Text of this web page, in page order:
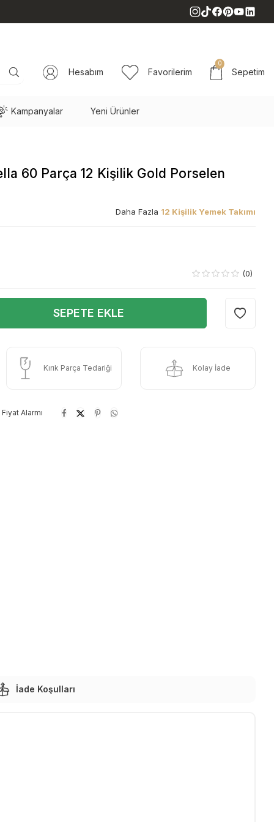
Hesabım Favorilerim
0
Sepetim
Kampanyalar Yeni Ürünler
60 Parça 12 Kişilik Gold Porselen
Daha Fazla 12 Kişilik Yemek Takımı
(0)
SEPETE EKLE
Kırık Parça Tedariği Kolay İade
Fiyat Alarmı
İade Koşulları